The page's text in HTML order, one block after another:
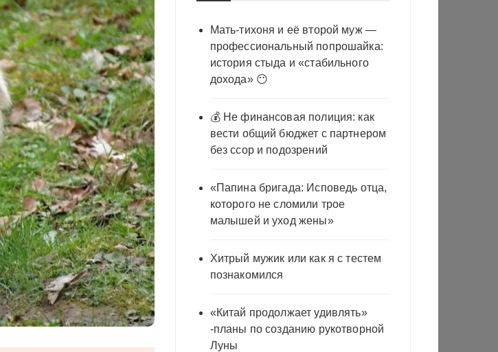
Мать-тихоня и её второй муж —
профессиональный попрошайка:
история стыда и «стабильного
дохода» 😶
💰 Не финансовая полиция: как
вести общий бюджет с партнером
без ссор и подозрений
«Папина бригада: Исповедь отца,
которого не сломили трое
малышей и уход жены»
Хитрый мужик или как я с тестем
познакомился
«Китай продолжает удивлять»
-планы по созданию рукотворной
Луны